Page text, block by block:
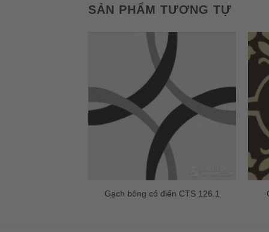
SẢN PHẨM TƯƠNG TỰ
Gạch bông cổ điển CTS 126.1